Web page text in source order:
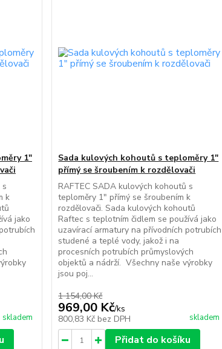
1"
s
k
jako
skladem
Sada kulových kohoutů s teploměry 1"
přímý se šroubením k rozdělovači
RAFTEC SADA kulových kohoutů s
teploměry 1" přímý se šroubením k
rozdělovači. Sada kulových kohoutů
Raftec s teplotním čidlem se používá jako
uzavírací armatury na přívodních potrubích
studené a teplé vody, jakož i na
procesních potrubích průmyslových
objektů a nádrží. Všechny naše výrobky
jsou poj...
1 154,00 Kč
969,00 Kč/ks
800,83 Kč bez DPH skladem
Přidat do košíku